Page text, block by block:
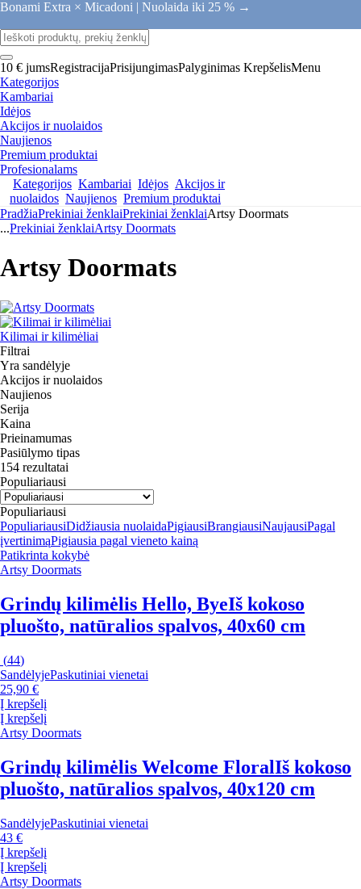
Bonami Extra × Micadoni | Nuolaida iki 25 % →
10 € jumsRegistracijaPrisijungimasPalyginimas KrepšelisMenu
Kategorijos
Kambariai
Idėjos
Akcijos ir nuolaidos
Naujienos
Premium produktai
Profesionalams
Kategorijos Kambariai Idėjos Akcijos ir
nuolaidos Naujienos Premium produktai
PradžiaPrekiniai ženklaiPrekiniai ženklaiArtsy Doormats
...Prekiniai ženklaiArtsy Doormats
Artsy Doormats
Kilimai ir kilimėliai
Filtrai
Yra sandėlyje
Akcijos ir nuolaidos
Naujienos
Serija
Kaina
Prieinamumas
Pasiūlymo tipas
154 rezultatai
Populiariausi
Populiariausi
PopuliariausiDidžiausia nuolaidaPigiausiBrangiausiNaujausiPagal
įvertinimąPigiausia pagal vieneto kainą
Patikrinta kokybė
Artsy Doormats
Grindų kilimėlis Hello, ByeIš kokoso
pluošto, natūralios spalvos, 40x60 cm
(44)
SandėlyjePaskutiniai vienetai
25,90 €
Į krepšelį
Į krepšelį
Artsy Doormats
Grindų kilimėlis Welcome FloralIš kokoso
pluošto, natūralios spalvos, 40x120 cm
SandėlyjePaskutiniai vienetai
43 €
Į krepšelį
Į krepšelį
Artsy Doormats